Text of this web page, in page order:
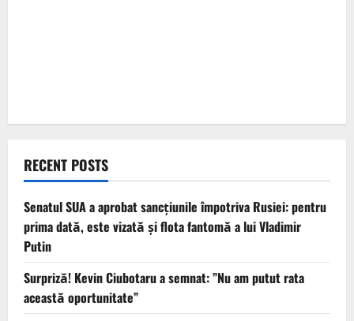
RECENT POSTS
Senatul SUA a aprobat sancțiunile împotriva Rusiei: pentru
prima dată, este vizată și flota fantomă a lui Vladimir
Putin
Surpriză! Kevin Ciubotaru a semnat: ”Nu am putut rata
această oportunitate”